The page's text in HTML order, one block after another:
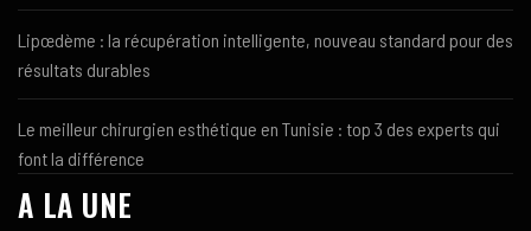
Lipœdème : la récupération intelligente, nouveau standard pour des
résultats durables
Le meilleur chirurgien esthétique en Tunisie : top 3 des experts qui
font la différence
A LA UNE